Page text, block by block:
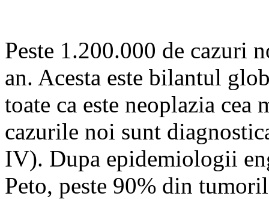
Peste 1.200.000 de cazuri
an. Acesta este bilantul
toate ca este neoplazia
cazurile noi sunt
IV). Dupa epidemiologii
Peto, peste 90% din